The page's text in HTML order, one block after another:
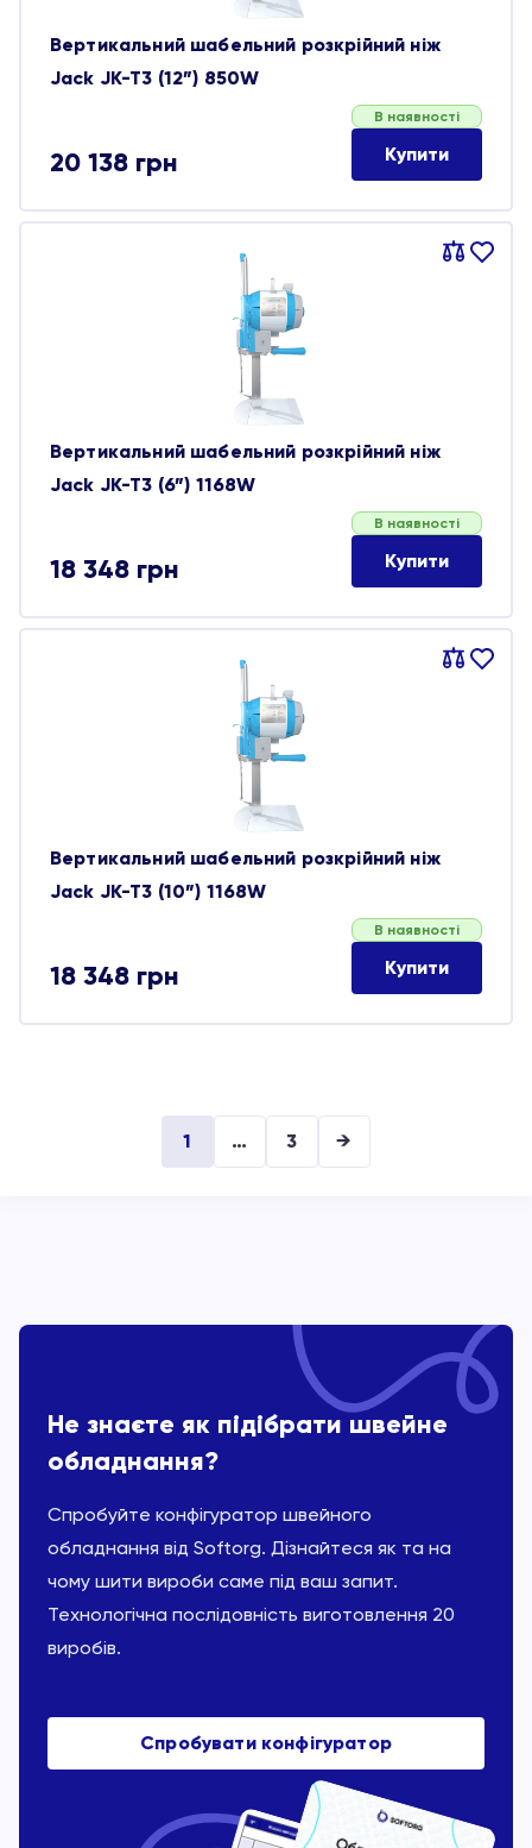
Вертикальний шабельний розкрійний ніж
Jack JK-T3 (12”) 850W
20 138 грн
В наявності
Купити
Порівняти
В
Вертикальний шабельний розкрійний ніж
Jack JK-T3 (6”) 1168W
18 348 грн
В наявності
Купити
Порівняти
В
Вертикальний шабельний розкрійний ніж
Jack JK-T3 (10”) 1168W
18 348 грн
В наявності
Купити
1 … 3 →
Не знаєте як підібрати швейне
обладнання?
Спробуйте конфігуратор швейного
обладнання від Softorg. Дізнайтеся як та на
чому шити вироби саме під ваш запит.
Технологічна послідовність виготовлення 20
виробів.
Спробувати конфігуратор